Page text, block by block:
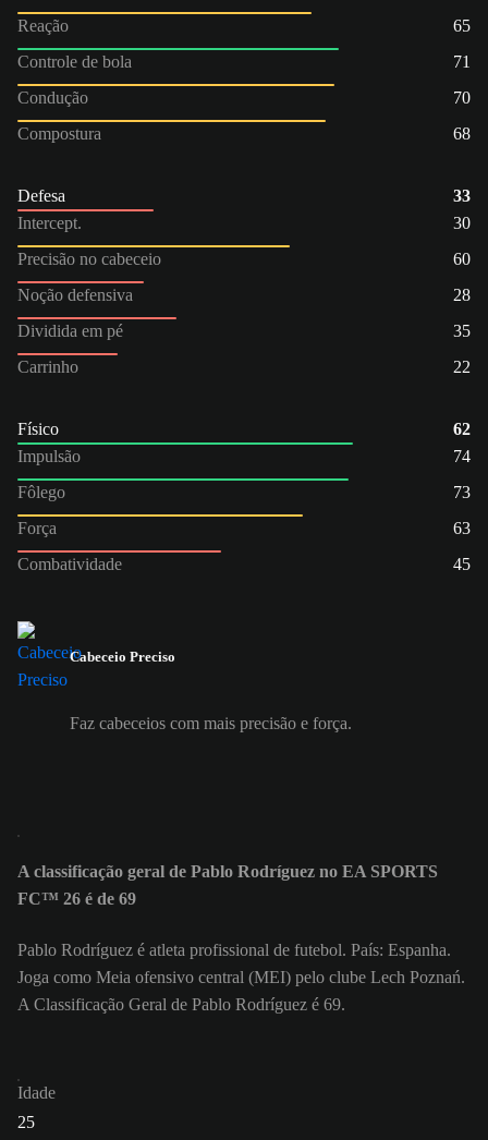
Reação
65
Controle de bola
71
Condução
70
Compostura
68
Defesa
33
Intercept.
30
Precisão no cabeceio
60
Noção defensiva
28
Dividida em pé
35
Carrinho
22
Físico
62
Impulsão
74
Fôlego
73
Força
63
Combatividade
45
Cabeceio Preciso
Faz cabeceios com mais precisão e força.
A classificação geral de Pablo Rodríguez no EA SPORTS
FC™ 26 é de 69
Pablo Rodríguez é atleta profissional de futebol. País: Espanha.
Joga como Meia ofensivo central (MEI) pelo clube Lech Poznań.
A Classificação Geral de Pablo Rodríguez é 69.
Idade
25